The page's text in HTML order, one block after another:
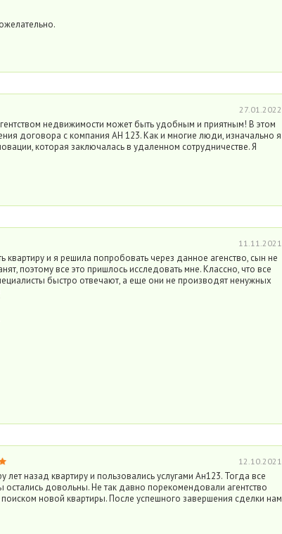
27.01.2022
недвижимости может быть удобным и приятным! В этом
договора с компания АН 123. Как и многие люди, изначально я
которая заключалась в удаленном сотрудничестве. Я
11.11.2021
и я решила попробовать через данное агенство, сын не
поэтому все это пришлось исследовать мне. Классно, что все
быстро отвечают, а еще они не производят ненужных
12.10.2021
назад квартиру и пользовались услугами Ан123. Тогда все
довольны. Не так давно порекомендовали агентство
новой квартиры. После успешного завершения сделки нам